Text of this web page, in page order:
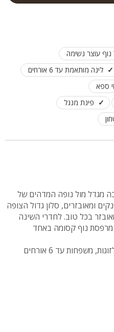
עוצר נשימה
לינה מותאמת עד 6 אורחים
ספא
פינת מנגל
מגדל מול נופה המדהים של
כ-2 חדרים מפנקים ומאובזרים, סלון גדול הצופה
בכל טוב. לחדרי השינה
מרפסת נוף קסומה באחד
האירוח במלרוז על הכנרת מתאים לזוגות, משפחות עד 6 אורחים